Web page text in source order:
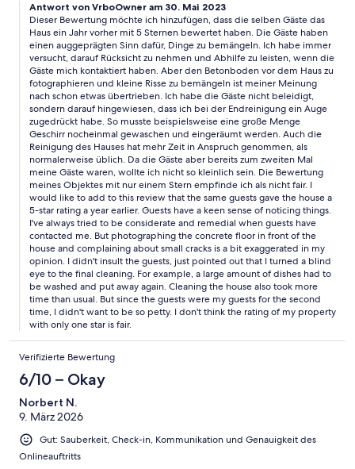
Antwort von VrboOwner am 30. Mai 2023
Dieser Bewertung möchte ich hinzufügen, dass die selben Gäste das
Haus ein Jahr vorher mit 5 Sternen bewertet haben. Die Gäste haben
einen auggeprägten Sinn dafür, Dinge zu bemängeln. Ich habe immer
versucht, darauf Rücksicht zu nehmen und Abhilfe zu leisten, wenn die
Gäste mich kontaktiert haben. Aber den Betonboden vor dem Haus zu
fotographieren und kleine Risse zu bemängeln ist meiner Meinung
nach schon etwas übertrieben. Ich habe die Gäste nicht beleidigt,
sondern darauf hingewiesen, dass ich bei der Endreinigung ein Auge
zugedrückt habe. So musste beispielsweise eine große Menge
Geschirr nocheinmal gewaschen und eingeräumt werden. Auch die
Reinigung des Hauses hat mehr Zeit in Anspruch genommen, als
normalerweise üblich. Da die Gäste aber bereits zum zweiten Mal
meine Gäste waren, wollte ich nicht so kleinlich sein. Die Bewertung
meines Objektes mit nur einem Stern empfinde ich als nicht fair. I
would like to add to this review that the same guests gave the house a
5-star rating a year earlier. Guests have a keen sense of noticing things.
I've always tried to be considerate and remedial when guests have
contacted me. But photographing the concrete floor in front of the
house and complaining about small cracks is a bit exaggerated in my
opinion. I didn't insult the guests, just pointed out that I turned a blind
eye to the final cleaning. For example, a large amount of dishes had to
be washed and put away again. Cleaning the house also took more
time than usual. But since the guests were my guests for the second
time, I didn't want to be so petty. I don't think the rating of my property
with only one star is fair.
Verifizierte Bewertung
6/10 – Okay
Norbert N.
9. März 2026
Gut: Sauberkeit, Check-in, Kommunikation und Genauigkeit des
Onlineauftritts